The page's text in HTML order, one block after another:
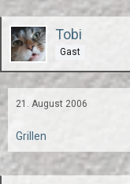
Tobi
Gast
21. August 2006
Grillen